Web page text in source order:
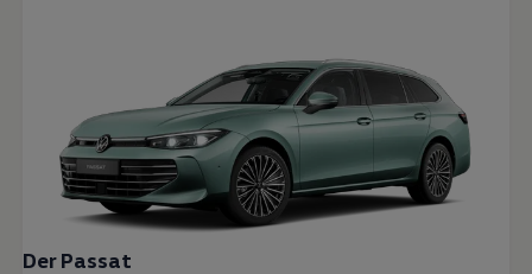
Der Passat